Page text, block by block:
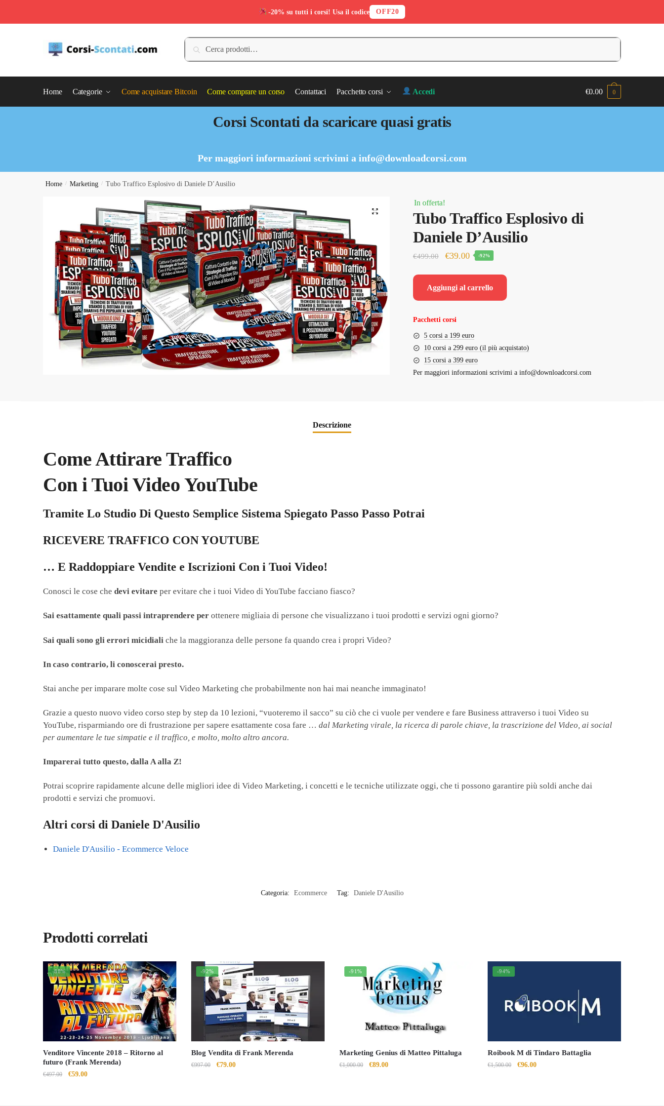
Cerca:
Cerca
Home Categorie Come acquistare Bitcoin Come comprare un corso Contattaci Pacchetto corsi Accedi €0.00 0
Corsi Scontati da scaricare quasi gratis
Per maggiori informazioni scrivimi a info@downloadcorsi.com
Home / Marketing / Tubo Traffico Esplosivo di Daniele D’Ausilio
In offerta!
Tubo Traffico Esplosivo di
Daniele D’Ausilio
€499.00
Il
originale
€39.00Il
attuale
-92%
Aggiungi al carrello
Pacchetti corsi
5 corsi a 199 euro
10 corsi a 299 euro (il più acquistato)
15 corsi a 399 euro
Per maggiori informazioni scrivimi a info@downloadcorsi.com
Descrizione
Come Attirare Traffico
Con i Tuoi Video YouTube
Tramite Lo Studio Di Questo Semplice Sistema Spiegato Passo Passo Potrai
RICEVERE TRAFFICO CON YOUTUBE
… E Raddoppiare Vendite e Iscrizioni Con i Tuoi Video!
Conosci le cose chedevi evitare per evitare che i tuoi Video di YouTube facciano fiasco?
Sai esattamente quali passi intraprendere perottenere migliaia di persone che visualizzano i tuoi prodotti e servizi ogni giorno?
Sai quali sono gli errori micidialiche la maggioranza delle persone fa quando crea i propri Video?
In caso contrario, li conoscerai presto.
Stai anche per imparare molte cose sul Video Marketing che probabilmente non hai mai neanche immaginato!
Grazie a questo nuovo video corso step by step da 10 lezioni, “vuoteremo il sacco” su ciò che ci vuole per vendere e fare Business attraverso i tuoi Video su
YouTube, risparmiando ore di frustrazione per sapere esattamente cosa fare … dal Marketing virale, la ricerca di parole chiave, la trascrizione del Video, ai social
per aumentare le tue simpatie e il traffico, e molto, molto altro ancora.
Imparerai tutto questo, dalla A alla Z!
Potrai scoprire rapidamente alcune delle migliori idee di Video Marketing, i concetti e le tecniche utilizzate oggi, che ti possono garantire più soldi anche dai
prodotti e servizi che promuovi.
Altri corsi di Daniele D'Ausilio
Daniele D'Ausilio - Ecommerce Veloce
Categoria: Ecommerce Tag: Daniele D'Ausilio
Prodotti correlati
-88%
Venditore Vincente 2018 – Ritorno al
futuro (Frank Merenda)
€497.00
Il
€59.00Il
-92%
Blog Vendita di Frank Merenda
€997.00
Il
€79.00Il
-91%
Marketing Genius di Matteo Pittaluga
€1,000.00
Il
€89.00Il
-94%
Roibook M di Tindaro Battaglia
€1,500.00
Il
€96.00Il
-20% su tutti i corsi! Usa il codice OFF20